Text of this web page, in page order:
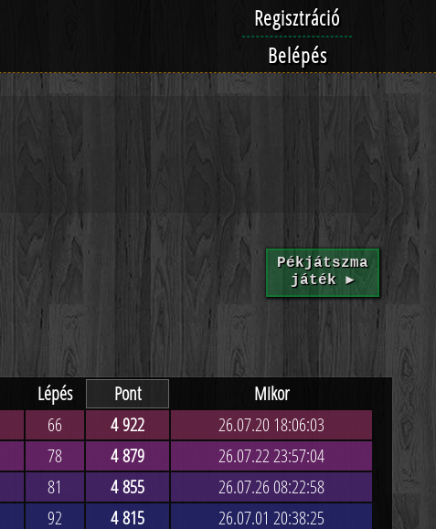
Regisztráció
Belépés
Pékjátszma
játék ►
Lépés Pont
Mikor
66 4 922
26.07.20 18:06:03
78 4 879
26.07.22 23:57:04
81 4 855
26.07.26 08:22:58
92 4 815
26.07.01 20:38:25